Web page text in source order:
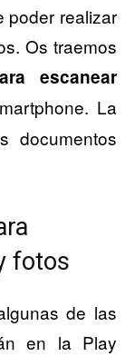
poder realizar
Os traemos
escanear
La
documentos
fotos
de las
en la Play